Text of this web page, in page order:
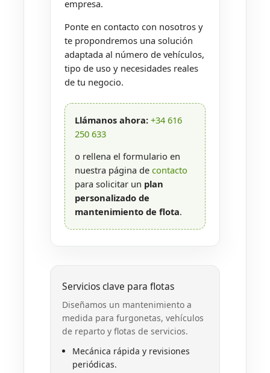
empresa.
Ponte en contacto con nosotros y
te propondremos una solución
adaptada al número de vehículos,
tipo de uso y necesidades reales
de tu negocio.
Llámanos ahora: +34 616
250 633
o rellena el formulario en
nuestra página de contacto
para solicitar un plan
personalizado de
mantenimiento de flota.
Servicios clave para flotas
Diseñamos un mantenimiento a
medida para furgonetas, vehículos
de reparto y flotas de servicios.
Mecánica rápida y revisiones
periódicas.